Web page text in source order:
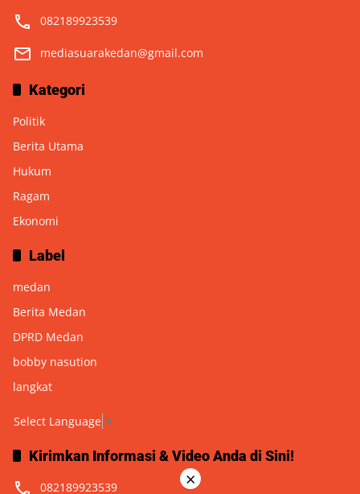
082189923539
mediasuarakedan@gmail.com
Kategori
Politik
Berita Utama
Hukum
Ragam
Ekonomi
Label
medan
Berita Medan
DPRD Medan
bobby nasution
langkat
Select Language ▼
Kirimkan Informasi & Video Anda di Sini!
082189923539 ×